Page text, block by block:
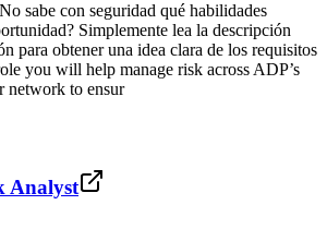
sabe con seguridad qué habilidades
Simplemente lea la descripción
para obtener una idea clara de los requisitos
you will help manage risk across ADP’s
network to ensur
Analyst